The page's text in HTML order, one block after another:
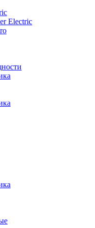
Electric